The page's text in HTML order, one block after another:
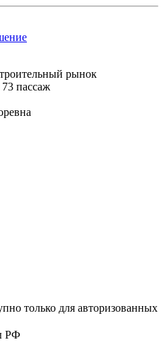
рынок
пассаж
только для авторизованных
РФ